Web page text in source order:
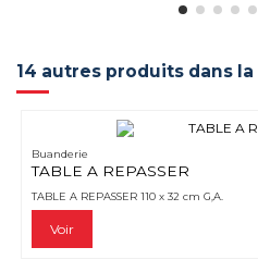
14 autres produits dans
Buanderie
TABLE A REPASSER
TABLE A REPASSER 110 x 32 cm G,A.
Voir